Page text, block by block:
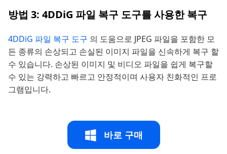
방법 3: 4DDiG 파일 복구 도구를 사용한 복구
4DDiG 파일 복구 도구 의 도움으로 JPEG 파일을 포함한 모
든 종류의 손상되고 손실된 이미지 파일을 신속하게 복구 할
수 있습니다. 손상된 이미지 및 비디오 파일을 쉽게 복구할
수 있는 강력하고 빠르고 안정적이며 사용자 친화적인 프로
그램입니다.
바로 구매